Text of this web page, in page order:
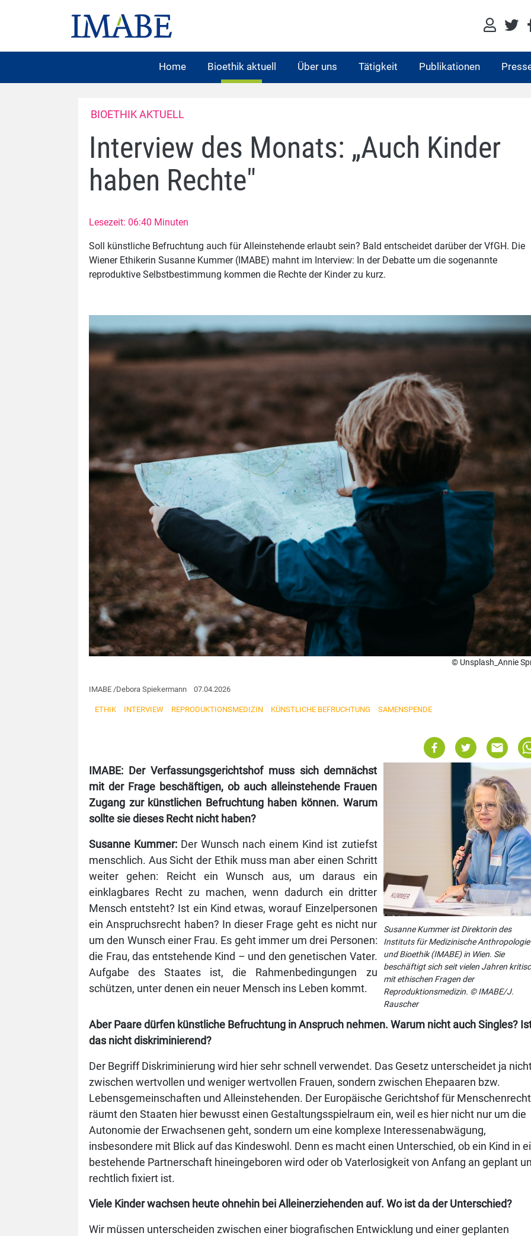
Home Bioethik aktuell Über uns Tätigkeit Publikationen
BIOETHIK AKTUELL
Interview des Monats: „Auch Kinder
haben Rechte"
Lesezeit: 06:40 Minuten
Soll künstliche Befruchtung auch für Alleinstehende erlaubt sein? Bald entscheidet darüber der VfGH. Die
Wiener Ethikerin Susanne Kummer (IMABE) mahnt im Interview: In der Debatte um die sogenannte
reproduktive Selbstbestimmung kommen die Rechte der Kinder zu kurz.
© Unsplash_Annie
IMABE /Debora Spiekermann 07.04.2026
ETHIK INTERVIEW REPRODUKTIONSMEDIZIN KÜNSTLICHE BEFRUCHTUNG SAMENSPENDE
Susanne Kummer ist Direktorin des
Instituts für Medizinische Anthropologie
und Bioethik (IMABE) in Wien. Sie
beschäftigt sich seit vielen Jahren
mit ethischen Fragen der
Reproduktionsmedizin. © IMABE/J.
Rauscher
IMABE: Der Verfassungsgerichtshof muss sich demnächst
mit der Frage beschäftigen, ob auch alleinstehende Frauen
Zugang zur künstlichen Befruchtung haben können. Warum
sollte sie dieses Recht nicht haben?
Susanne Kummer: Der Wunsch nach einem Kind ist zutiefst
menschlich. Aus Sicht der Ethik muss man aber einen Schritt
weiter gehen: Reicht ein Wunsch aus, um daraus ein
einklagbares Recht zu machen, wenn dadurch ein dritter
Mensch entsteht? Ist ein Kind etwas, worauf Einzelpersonen
ein Anspruchsrecht haben? In dieser Frage geht es nicht nur
um den Wunsch einer Frau. Es geht immer um drei Personen:
die Frau, das entstehende Kind – und den genetischen Vater.
Aufgabe des Staates ist, die Rahmenbedingungen zu
schützen, unter denen ein neuer Mensch ins Leben kommt.
Aber Paare dürfen künstliche Befruchtung in Anspruch nehmen. Warum nicht auch Singles?
das nicht diskriminierend?
Der Begriff Diskriminierung wird hier sehr schnell verwendet. Das Gesetz unterscheidet ja
zwischen wertvollen und weniger wertvollen Frauen, sondern zwischen Ehepaaren bzw.
Lebensgemeinschaften und Alleinstehenden. Der Europäische Gerichtshof für
räumt den Staaten hier bewusst einen Gestaltungsspielraum ein, weil es hier nicht nur um die
Autonomie der Erwachsenen geht, sondern um eine komplexe Interessenabwägung,
insbesondere mit Blick auf das Kindeswohl. Denn es macht einen Unterschied, ob ein Kind in
bestehende Partnerschaft hineingeboren wird oder ob Vaterlosigkeit von Anfang an geplant
rechtlich fixiert ist.
Viele Kinder wachsen heute ohnehin bei Alleinerziehenden auf. Wo ist da der Unterschied?
Wir müssen unterscheiden zwischen einer biografischen Entwicklung und einer geplanten